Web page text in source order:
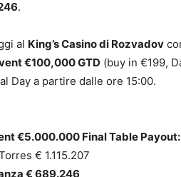
.
al King’s Casino di Rozvadov
€100,000 GTD (buy in €199,
Day a partire dalle ore 15:00.
€5.000.000 Final Table Payout:
€ 1.115.207
€ 689.246